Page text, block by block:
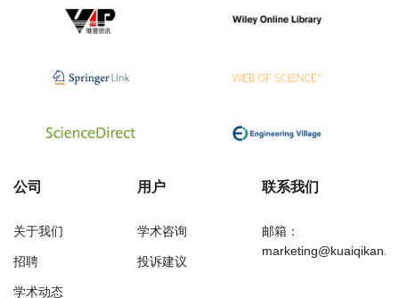
公司
关于我们
招聘
学术动态
用户
学术咨询
投诉建议
联系我们
邮箱：